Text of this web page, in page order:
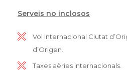
Serveis no inclosos
Vol Internacional Ciutat
d’Origen.
Taxes aèries internacionals.